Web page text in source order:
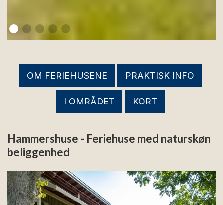
OM FERIEHUSENE PRAKTISK INFO
I OMRÅDET KORT
Hammershuse - Feriehuse med naturskøn
beliggenhed